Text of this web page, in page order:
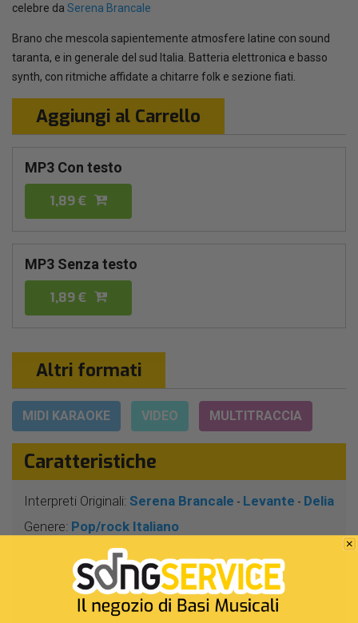
celebre da Serena Brancale
Brano che mescola sapientemente atmosfere latine con sound
taranta, e in generale del sud Italia. Batteria elettronica e basso
synth, con ritmiche affidate a chitarre folk e sezione fiati.
Aggiungi al Carrello
MP3 Con testo
1,89 €
MP3 Senza testo
1,89 €
Altri formati
MIDI KARAOKE VIDEO MULTITRACCIA
Caratteristiche
Interpreti Originali: Serena Brancale - Levante - Delia
Genere: Pop/rock Italiano
A.La Cava - C.Lagona - D.Buglisi -
F.Abbate - M.Finotti - S.Brancale - S.Capu
3 Min 18 Sec